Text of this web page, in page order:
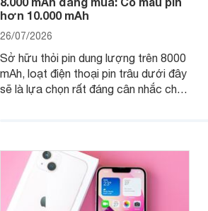
hơn 10.000 mAh
26/07/2026
Sở hữu thỏi pin dung lượng trên 8000
mAh, loạt điện thoại pin trâu dưới đây
sẽ là lựa chọn rất đáng cân nhắc cho